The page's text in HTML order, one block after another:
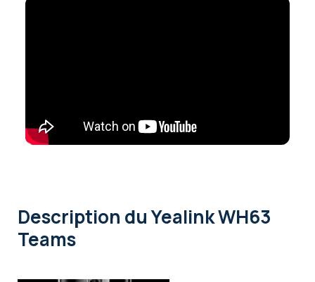
Description du Yealink WH63
Teams